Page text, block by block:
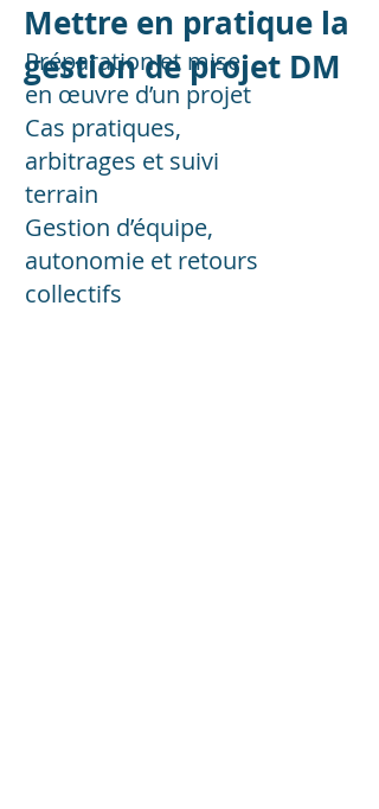
Mettre en pratique la
gestion de projet DM
Préparation et mise
en œuvre d’un projet
Cas pratiques,
arbitrages et suivi
terrain
Gestion d’équipe,
autonomie et retours
collectifs